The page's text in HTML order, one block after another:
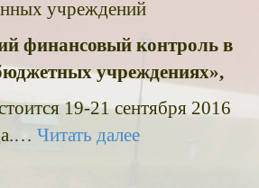
учреждений
финансовый контроль в
учреждениях»,
19-21 сентября 2016
Читать далее